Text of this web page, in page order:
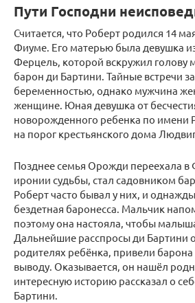
Пути Господни
Считается, что Роберт родился 14
Фиуме. Его матерью была девушка
Ферцель, которой вскружил голову
барон ди Бартини. Тайные встречи
беременностью, однако мужчина
женщине. Юная девушка от
новорожденного ребенка по имени
на порог крестьянского дома
Позднее семья Орожди переехала в
иронии судьбы, стал садовником
Роберт часто бывал у них, и
бездетная баронесса. Мальчик
поэтому она настояла, чтобы
Дальнейшие расспросы ди Бартини
родителях ребёнка, привели барона
выводу. Оказывается, он нашёл
интересную историю рассказал о
Бартини.